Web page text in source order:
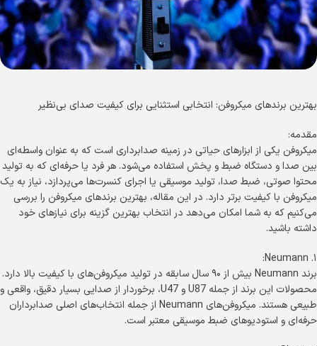
بهترین برند‌های میکروفن: انتخابی استثنایی برای کیفیت صدای بی‌نظیر
مقدمه:
میکروفن یکی از ابزارهای حیاتی در زمینه صدابرداری است که به عنوان واسطه‌ای
بین صدا و دستگاه ضبط و پخش استفاده می‌شود. هر فرد یا حرفه‌ای که به تولید
محتوا صوتی، ضبط صدا، تولید موسیقی یا اجرای کنسرت‌ها می‌پردازد، نیاز به یک
میکروفن با کیفیت برتر دارد. در این مقاله، بهترین برند‌های میکروفن را بررسی
می‌کنیم که به شما امکان می‌دهد در انتخاب بهترین گزینه برای نیازهای خود
داشته باشید.
۱. Neumann:
برند Neumann بیش از ۹۰ سال سابقه در تولید میکروفن‌های با کیفیت بالا دارد.
محصولات این برند از جمله U87 و U47، برخوردار از صدایی بسیار دقیق، واقعی و
طبیعی هستند. میکروفن‌های Neumann از جمله انتخاب‌های اصلی صدابرداران
حرفه‌ای و استودیوهای ضبط موسیقی معتبر است.